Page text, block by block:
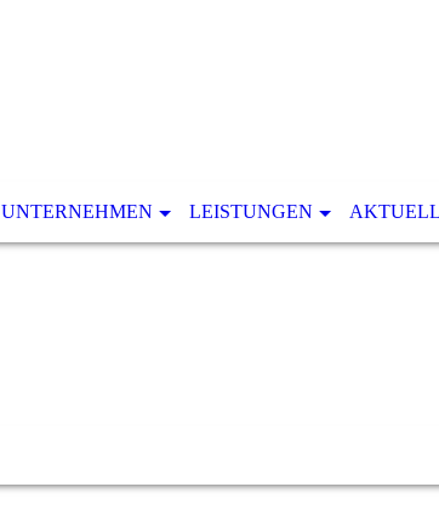
UNTERNEHMEN LEISTUNGEN